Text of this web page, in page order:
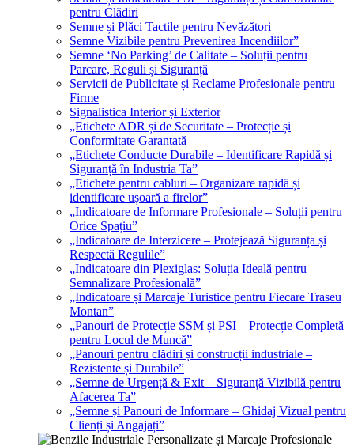
pentru Clădiri
Semne și Plăci Tactile pentru Nevăzători
Semne Vizibile pentru Prevenirea Incendiilor”
Semne ‘No Parking’ de Calitate – Soluții pentru
Parcare, Reguli și Siguranță
Servicii de Publicitate și Reclame Profesionale pentru
Firme
Signalistica Interior și Exterior
„Etichete ADR și de Securitate – Protecție și
Conformitate Garantată
„Etichete Conducte Durabile – Identificare Rapidă și
Siguranță în Industria Ta”
„Etichete pentru cabluri – Organizare rapidă și
identificare ușoară a firelor”
„Indicatoare de Informare Profesionale – Soluții pentru
Orice Spațiu”
„Indicatoare de Interzicere – Protejează Siguranța și
Respectă Regulile”
„Indicatoare din Plexiglas: Soluția Ideală pentru
Semnalizare Profesională”
„Indicatoare și Marcaje Turistice pentru Fiecare Traseu
Montan”
„Panouri de Protecție SSM și PSI – Protecție Completă
pentru Locul de Muncă”
„Panouri pentru clădiri și construcții industriale –
Rezistente și Durabile”
„Semne de Urgență & Exit – Siguranță Vizibilă pentru
Afacerea Ta”
„Semne și Panouri de Informare – Ghidaj Vizual pentru
Clienți și Angajați”